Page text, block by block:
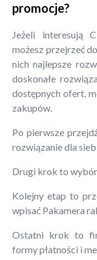
promocje?
Jeżeli interesują
możesz przejrzeć
nich najlepsze
doskonałe
dostępnych ofert,
zakupów.
Po pierwsze
rozwiązanie dla
Drugi krok to
Kolejny etap to
wpisać Pakamera
Ostatni krok to
formy płatności i